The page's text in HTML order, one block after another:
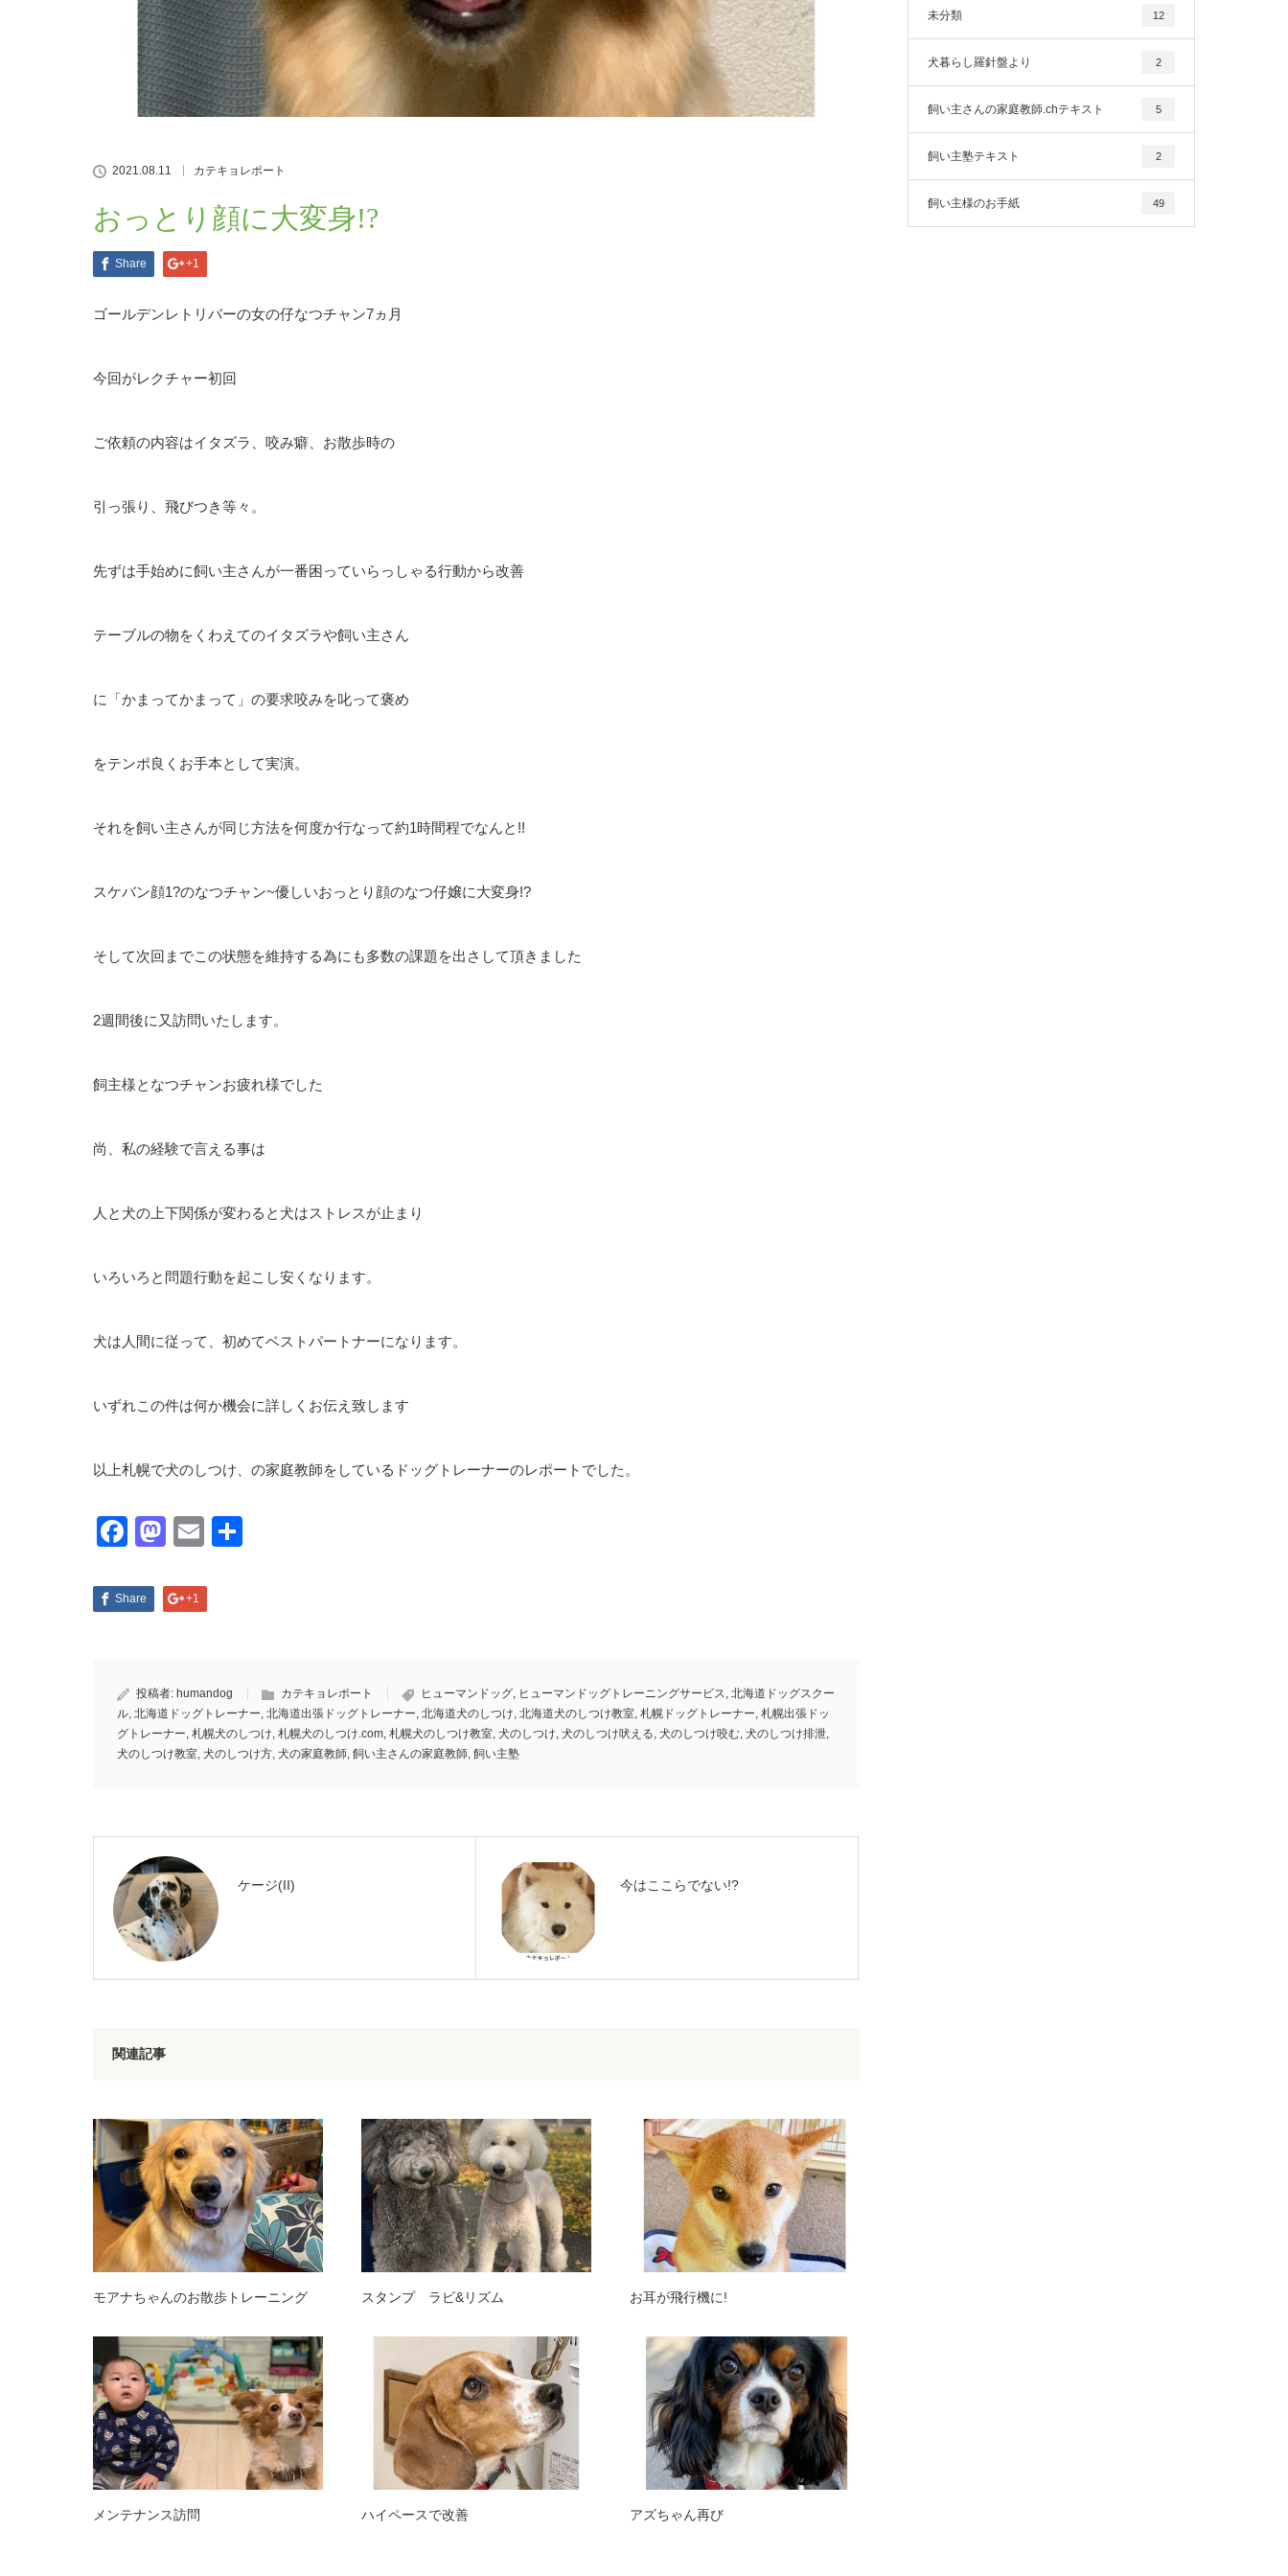
2021.08.11 カテキョレポート
おっとり顔に大変身!?
Share +1
ゴールデンレトリバーの女の仔なつチャン7ヵ月
今回がレクチャー初回
ご依頼の内容はイタズラ、咬み癖、お散歩時の
引っ張り、飛びつき等々。
先ずは手始めに飼い主さんが一番困っていらっしゃる行動から改善
テーブルの物をくわえてのイタズラや飼い主さん
に「かまってかまって」の要求咬みを叱って褒め
をテンポ良くお手本として実演。
それを飼い主さんが同じ方法を何度か行なって約1時間程でなんと!!
スケバン顔1?のなつチャン~優しいおっとり顔のなつ仔嬢に大変身!?
そして次回までこの状態を維持する為にも多数の課題を出さして頂きました
2週間後に又訪問いたします。
飼主様となつチャンお疲れ様でした
尚、私の経験で言える事は
人と犬の上下関係が変わると犬はストレスが止まり
いろいろと問題行動を起こし安くなります。
犬は人間に従って、初めてベストパートナーになります。
いずれこの件は何か機会に詳しくお伝え致します
以上札幌で犬のしつけ、の家庭教師をしているドッグトレーナーのレポートでした。
Facebook
Mastodon
Email
Share +1
投稿者: humandog カテキョレポート ヒューマンドッグ, ヒューマンドッグトレーニングサービス, 北海道ドッグスクー
ル, 北海道ドッグトレーナー, 北海道出張ドッグトレーナー, 北海道犬のしつけ, 北海道犬のしつけ教室, 札幌ドッグトレーナー, 札幌出張ドッ
グトレーナー, 札幌犬のしつけ, 札幌犬のしつけ.com, 札幌犬のしつけ教室, 犬のしつけ, 犬のしつけ吠える, 犬のしつけ咬む, 犬のしつけ排泄,
犬のしつけ教室, 犬のしつけ方, 犬の家庭教師, 飼い主さんの家庭教師, 飼い主塾
ケージ(II) 今はここらでない!?
関連記事
モアナちゃんのお散歩トレーニング スタンプ ラビ&リズム お耳が飛行機に!
メンテナンス訪問 ハイペースで改善 アズちゃん再び
未分類 12
犬暮らし羅針盤より 2
飼い主さんの家庭教師.chテキスト 5
飼い主塾テキスト 2
飼い主様のお手紙 49